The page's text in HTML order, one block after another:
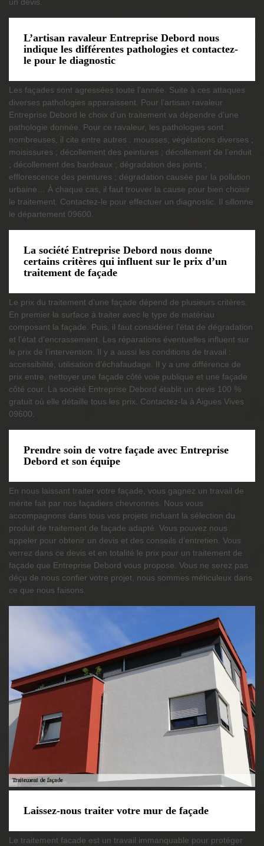
L’artisan ravaleur Entreprise Debord nous
indique les différentes pathologies et contactez-
le pour le diagnostic
Les façades sont agressées toute l’année. Suite à ces attaques
diverses pathologies apparaissent. Pour l’artisan ravaleur
Entreprise Debord le choix d’un traitement va dépendre d’une
pathologie donnée. Pour ce ravaleur, les pathologies sont
nombreuses, il cite entre autres : mousses, végétations diverses ;
moisissures ; décollement des peintures ; décollement de l’enduit
; décollement des bardeaux ; dégradation des joints ;
efflorescence des peintures ; dégradation causée par la pollution
urbaine… À chaque cas, il faut trouver la cause pour bien choisir
le traitement. Contactez-le pour effectuer un diagnostic. Il sillonne
le département 09600.
La société Entreprise Debord nous donne
certains critères qui influent sur le prix d’un
traitement de façade
Le prix du traitement d’une façade dépend de plusieurs critères.
En premier la surface à traiter avec le type de matériau
composant la façade. Puis, il faut considérer l’état de dégradation
et l’état d’encrassement. Les réparations éventuelles influent sur
le prix de l’intervention. Il y a aussi les conditions de travail :
accessibilité, utilisation d’échafaudage. Il y a une différence de
prix entre, nettoyer une façade côté voie publique et une façade
côté cour. La société Entreprise Debord établit un devis 100 %
gratuit où elle détaille tous les prix. Contactez-la à Aigues Vives
09600.
Prendre soin de votre façade avec Entreprise
Debord et son équipe
En nous laissant traiter votre façade, vous gagnez un travail de
mérite fait par nos façadiers chevronnés. Nous vous
accompagnons dans tous vos projets incluant la sélection du
produit de traitement de façade adapté. Vous pouvez nous
appeler pour obtenir un devis et des conseils d’entretien. Vous
verrez dans ce devis et en totalité le prix pour un traitement de
façade que Entreprise Debord vous propose. Vous ne serez pas
déçu de nous confier votre projet, nous sommes méticuleux dans
ce que nous faisons.
Laissez-nous traiter votre mur de façade
Le traitement facade est un travail immanquable pour protéger